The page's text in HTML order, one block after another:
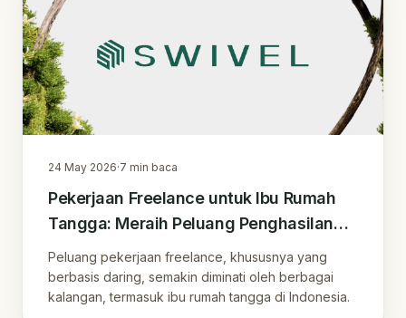
24 May 2026·7 min baca
Pekerjaan Freelance untuk Ibu Rumah
Tangga: Meraih Peluang Penghasilan
Online Fleksibel dari Rumah
Peluang pekerjaan freelance, khususnya yang
berbasis daring, semakin diminati oleh berbagai
kalangan, termasuk ibu rumah tangga di Indonesia.